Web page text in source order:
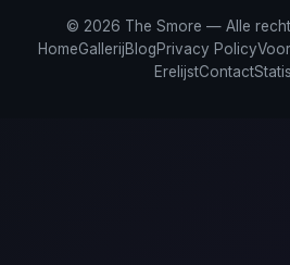
© 2026 The Smore — Alle
HomeGallerijBlogPrivacy Policy
ErelijstContact